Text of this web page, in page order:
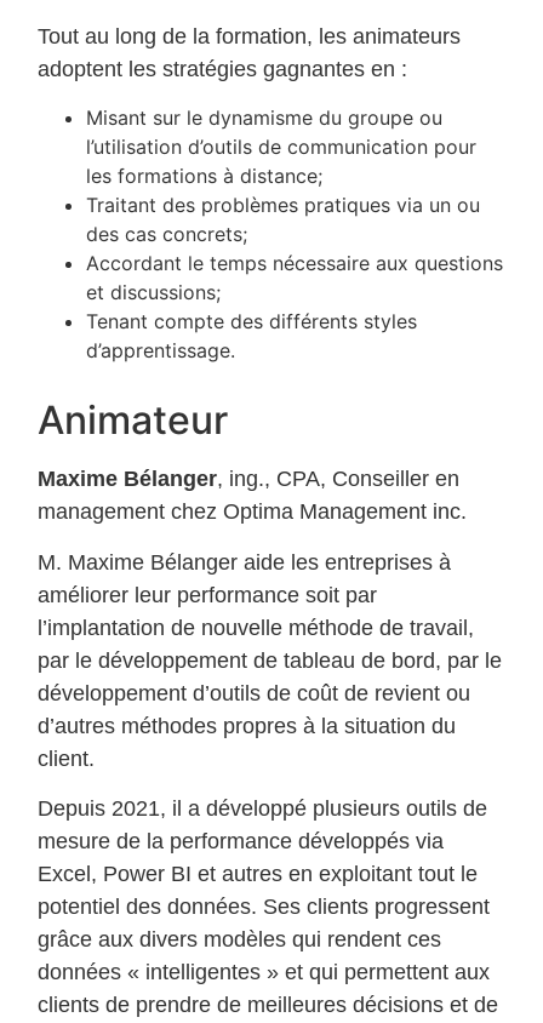
Tout au long de la formation, les animateurs
adoptent les stratégies gagnantes en :
Misant sur le dynamisme du groupe ou
l’utilisation d’outils de communication pour
les formations à distance;
Traitant des problèmes pratiques via un ou
des cas concrets;
Accordant le temps nécessaire aux questions
et discussions;
Tenant compte des différents styles
d’apprentissage.
Animateur
Maxime Bélanger, ing., CPA, Conseiller en
management chez Optima Management inc.
M. Maxime Bélanger aide les entreprises à
améliorer leur performance soit par
l’implantation de nouvelle méthode de travail,
par le développement de tableau de bord, par le
développement d’outils de coût de revient ou
d’autres méthodes propres à la situation du
client.
Depuis 2021, il a développé plusieurs outils de
mesure de la performance développés via
Excel, Power BI et autres en exploitant tout le
potentiel des données. Ses clients progressent
grâce aux divers modèles qui rendent ces
données « intelligentes » et qui permettent aux
clients de prendre de meilleures décisions et de